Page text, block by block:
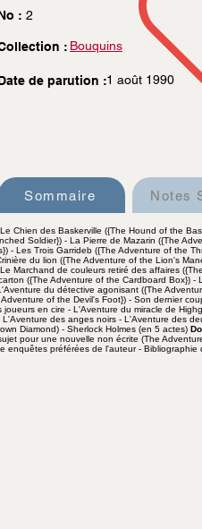
: 2
: Bouquins
de parution :1 août 1990
Sommaire Notes
Chien des Baskerville ({The Hound of the
Soldier}) - La Pierre de Mazarin ({The
- Les Trois Garrideb ({The Adventure of the
du lion ({The Adventure of the Lion's
Marchand de couleurs retiré des affaires
({The Adventure of the Cardboard Box})
du détective agonisant ({The
of the Devil's Foot}) - Son dernier
en cire - L'Aventure du miracle de
des anges noirs - L'Aventure des
Diamond) - Sherlock Holmes (en 5 actes)
pour une nouvelle non écrite (The
enquêtes préférées de l'auteur - Bibliographie